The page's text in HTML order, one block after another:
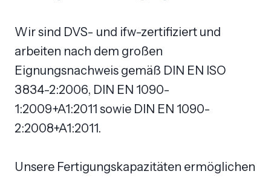
Wir sind DVS- und ifw-zertifiziert und
arbeiten nach dem großen
Eignungsnachweis gemäß DIN EN ISO
3834-2:2006, DIN EN 1090-
1:2009+A1:2011 sowie DIN EN 1090-
2:2008+A1:2011.
Unsere Fertigungskapazitäten ermöglichen